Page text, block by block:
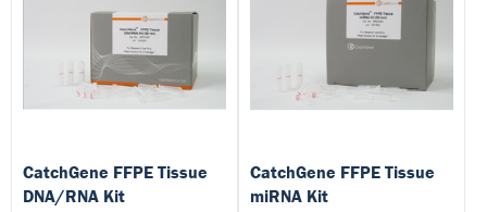
CatchGene FFPE Tissue
DNA/RNA Kit
CatchGene FFPE Tissue
miRNA Kit